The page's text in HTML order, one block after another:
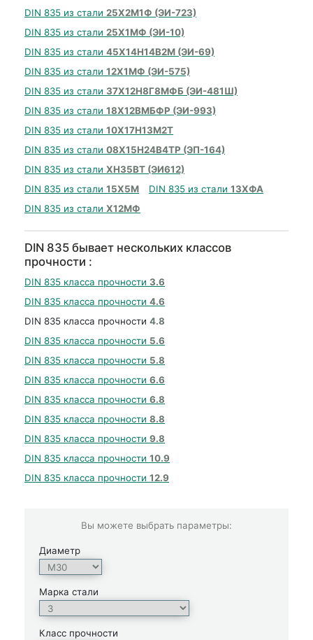
DIN 835 из стали 25Х2М1Ф (ЭИ-723)
DIN 835 из стали 25Х1МФ (ЭИ-10)
DIN 835 из стали 45Х14Н14В2М (ЭИ-69)
DIN 835 из стали 12Х1МФ (ЭИ-575)
DIN 835 из стали 37Х12Н8Г8МФБ (ЭИ-481Ш)
DIN 835 из стали 18Х12ВМБФР (ЭИ-993)
DIN 835 из стали 10Х17Н13М2Т
DIN 835 из стали 08Х15Н24В4ТР (ЭП-164)
DIN 835 из стали ХН35ВТ (ЭИ612)
DIN 835 из стали 15Х5М DIN 835 из стали 13ХФА
DIN 835 из стали Х12МФ
DIN 835 бывает нескольких классов
прочности :
DIN 835 класса прочности 3.6
DIN 835 класса прочности 4.6
DIN 835 класса прочности 4.8
DIN 835 класса прочности 5.6
DIN 835 класса прочности 5.8
DIN 835 класса прочности 6.6
DIN 835 класса прочности 6.8
DIN 835 класса прочности 8.8
DIN 835 класса прочности 9.8
DIN 835 класса прочности 10.9
DIN 835 класса прочности 12.9
Вы можете выбрать параметры:
Диаметр
Марка стали
Класс прочности